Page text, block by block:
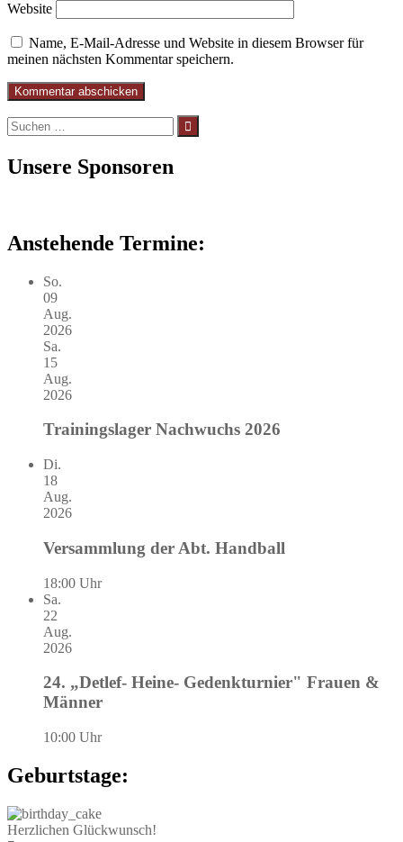
Website
Name, E-Mail-Adresse und Website in diesem Browser für
meinen nächsten Kommentar speichern.
Suchen
nach:
Unsere Sponsoren
Anstehende Termine:
So.
09
Aug.
2026
Sa.
15
Aug.
2026
Trainingslager Nachwuchs 2026
Di.
18
Aug.
2026
Versammlung der Abt. Handball
18:00 Uhr
Sa.
22
Aug.
2026
24. „Detlef- Heine- Gedenkturnier" Frauen &
Männer
10:00 Uhr
Geburtstage:
Herzlichen Glückwunsch!